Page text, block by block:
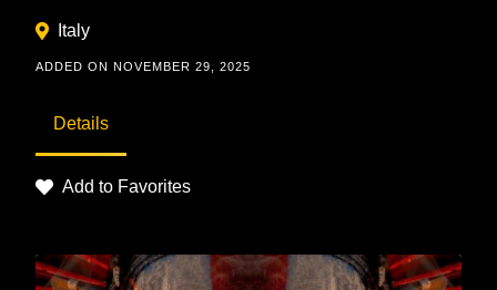
Italy
ADDED ON NOVEMBER 29, 2025
Details
Add to Favorites